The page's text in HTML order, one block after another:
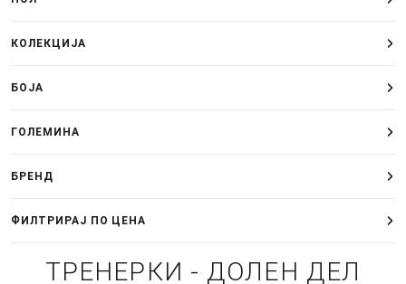
КОЛЕКЦИЈА
БОЈА
ГОЛЕМИНА
БРЕНД
ФИЛТРИРАЈ ПО ЦЕНА
ТРЕНЕРКИ - ДОЛЕН ДЕЛ